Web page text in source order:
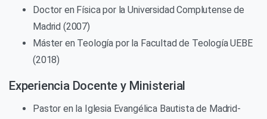
Doctor en Física por la Universidad Complutense de
Madrid (2007)
Máster en Teología por la Facultad de Teología UEBE
(2018)
Experiencia Docente y Ministerial
Pastor en la Iglesia Evangélica Bautista de Madrid-